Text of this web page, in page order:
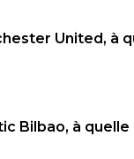
United, à
Bilbao, à